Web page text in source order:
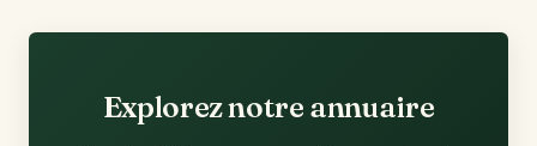
Explorez notre annuaire